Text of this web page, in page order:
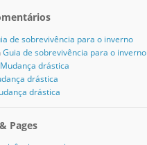
de sobrevivência para o inverno
Guia de sobrevivência para o inverno
Mudança drástica
drástica
drástica
Pages